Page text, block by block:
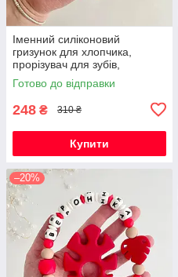
Іменний силіконовий
гризунок для хлопчика,
прорізувач для зубів,
Космонавт (темно-синій)
Готово до відправки
248 ₴ 310 ₴
Купити
–20%